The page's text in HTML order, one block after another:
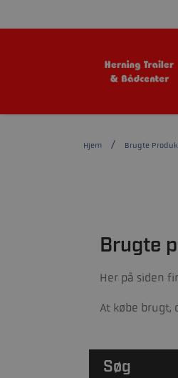
Hjem Brugte
Brugte
Her på siden
At købe brugt,
Søg